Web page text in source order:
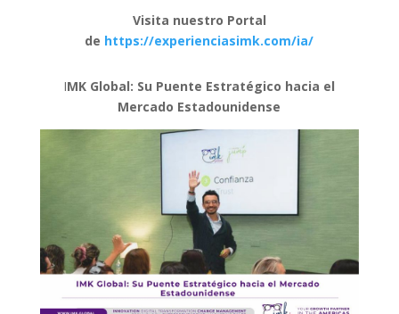
Visita nuestro Portal
de https://experienciasimk.com/ia/
IMK Global: Su Puente Estratégico hacia el
Mercado Estadounidense